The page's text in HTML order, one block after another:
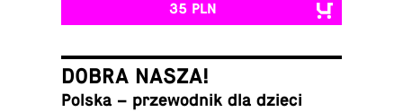
35 PLN
DOBRA NASZA!
Polska – prze­wod­nik dla dzieci